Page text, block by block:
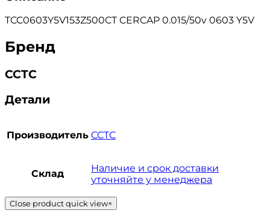
TCC0603Y5V153Z500CT CERCAP 0.015/50v 0603 Y5V
Бренд
CCTC
Детали
Производитель CCTC
Склад
Наличие и срок доставки
уточняйте у менеджера
Close product quick view×